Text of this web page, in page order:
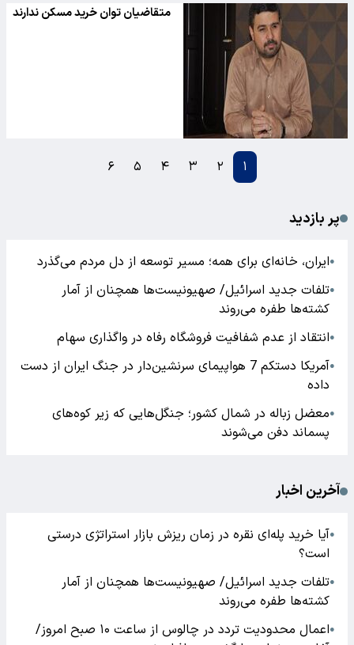
متقاضیان توان خرید مسکن ندارند
۱ ۲ ۳ ۴ ۵ ۶
پر بازدید
●ایران، خانه‌ای برای همه؛ مسیر توسعه از دل مردم می‌گذرد
●تلفات جدید اسرائیل/ صهیونیست‌ها همچنان از آمار
کشته‌ها طفره می‌روند
●انتقاد از عدم شفافیت فروشگاه رفاه در واگذاری سهام
●
آمریکا دستکم 7 هواپیمای سرنشین‌دار در جنگ ایران از دست
داده
●معضل زباله در شمال کشور؛ جنگل‌هایی که زیر کوه‌های
پسماند دفن می‌شوند
آخرین اخبار
●آیا خرید پله‌ای نقره در زمان ریزش بازار استراتژی درستی
است؟
●تلفات جدید اسرائیل/ صهیونیست‌ها همچنان از آمار
کشته‌ها طفره می‌روند
●
اعمال محدودیت تردد در چالوس از ساعت ۱۰ صبح امروز/